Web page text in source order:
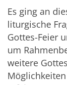
Es ging an
liturgische
Gottes-Feier
um
weitere